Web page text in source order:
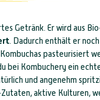
Getränk. Er wird aus
. Dadurch enthält er
pasteurisiert
bei Kombuchery ein
und angenehm
aktive Kulturen,